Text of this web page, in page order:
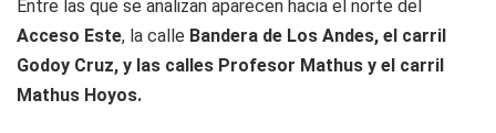
Entre las que se analizan aparecen hacia el norte del
Acceso Este, la calle Bandera de Los Andes, el carril
Godoy Cruz, y las calles Profesor Mathus y el carril
Mathus Hoyos.